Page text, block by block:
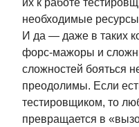
их к работе
необходимые
И да — даже в таких
форс-мажоры и
сложностей бояться
преодолимы. Если
тестировщиком, то
превращается в